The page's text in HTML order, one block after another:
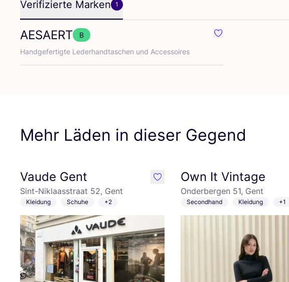
Verifizierte Marken 1
AESAERT
B
Hand­ge­fer­tig­te Leder­hand­ta­schen und Accessoires
Favorit AESAERT
Mehr Läden in dieser Gegend
Vaude Gent
Sint-Niklaasstraat 52, Gent
Kleidung Schuhe +2
like Own It Vintage
Onderbergen 51, Gent
Secondhand Kleidung +1